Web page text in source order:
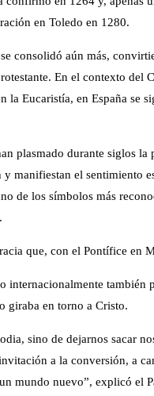
en Toledo en 1280.
consolidó aún más,
En el contexto del
la Eucaristía, en España se
plasmado durante siglos
manifiestan el sentimiento
de los símbolos más
que, con el Pontífice en
internacionalmente también
giraba en torno a Cristo.
sino de dejarnos sacar
a la conversión, a
mundo nuevo”, explicó el